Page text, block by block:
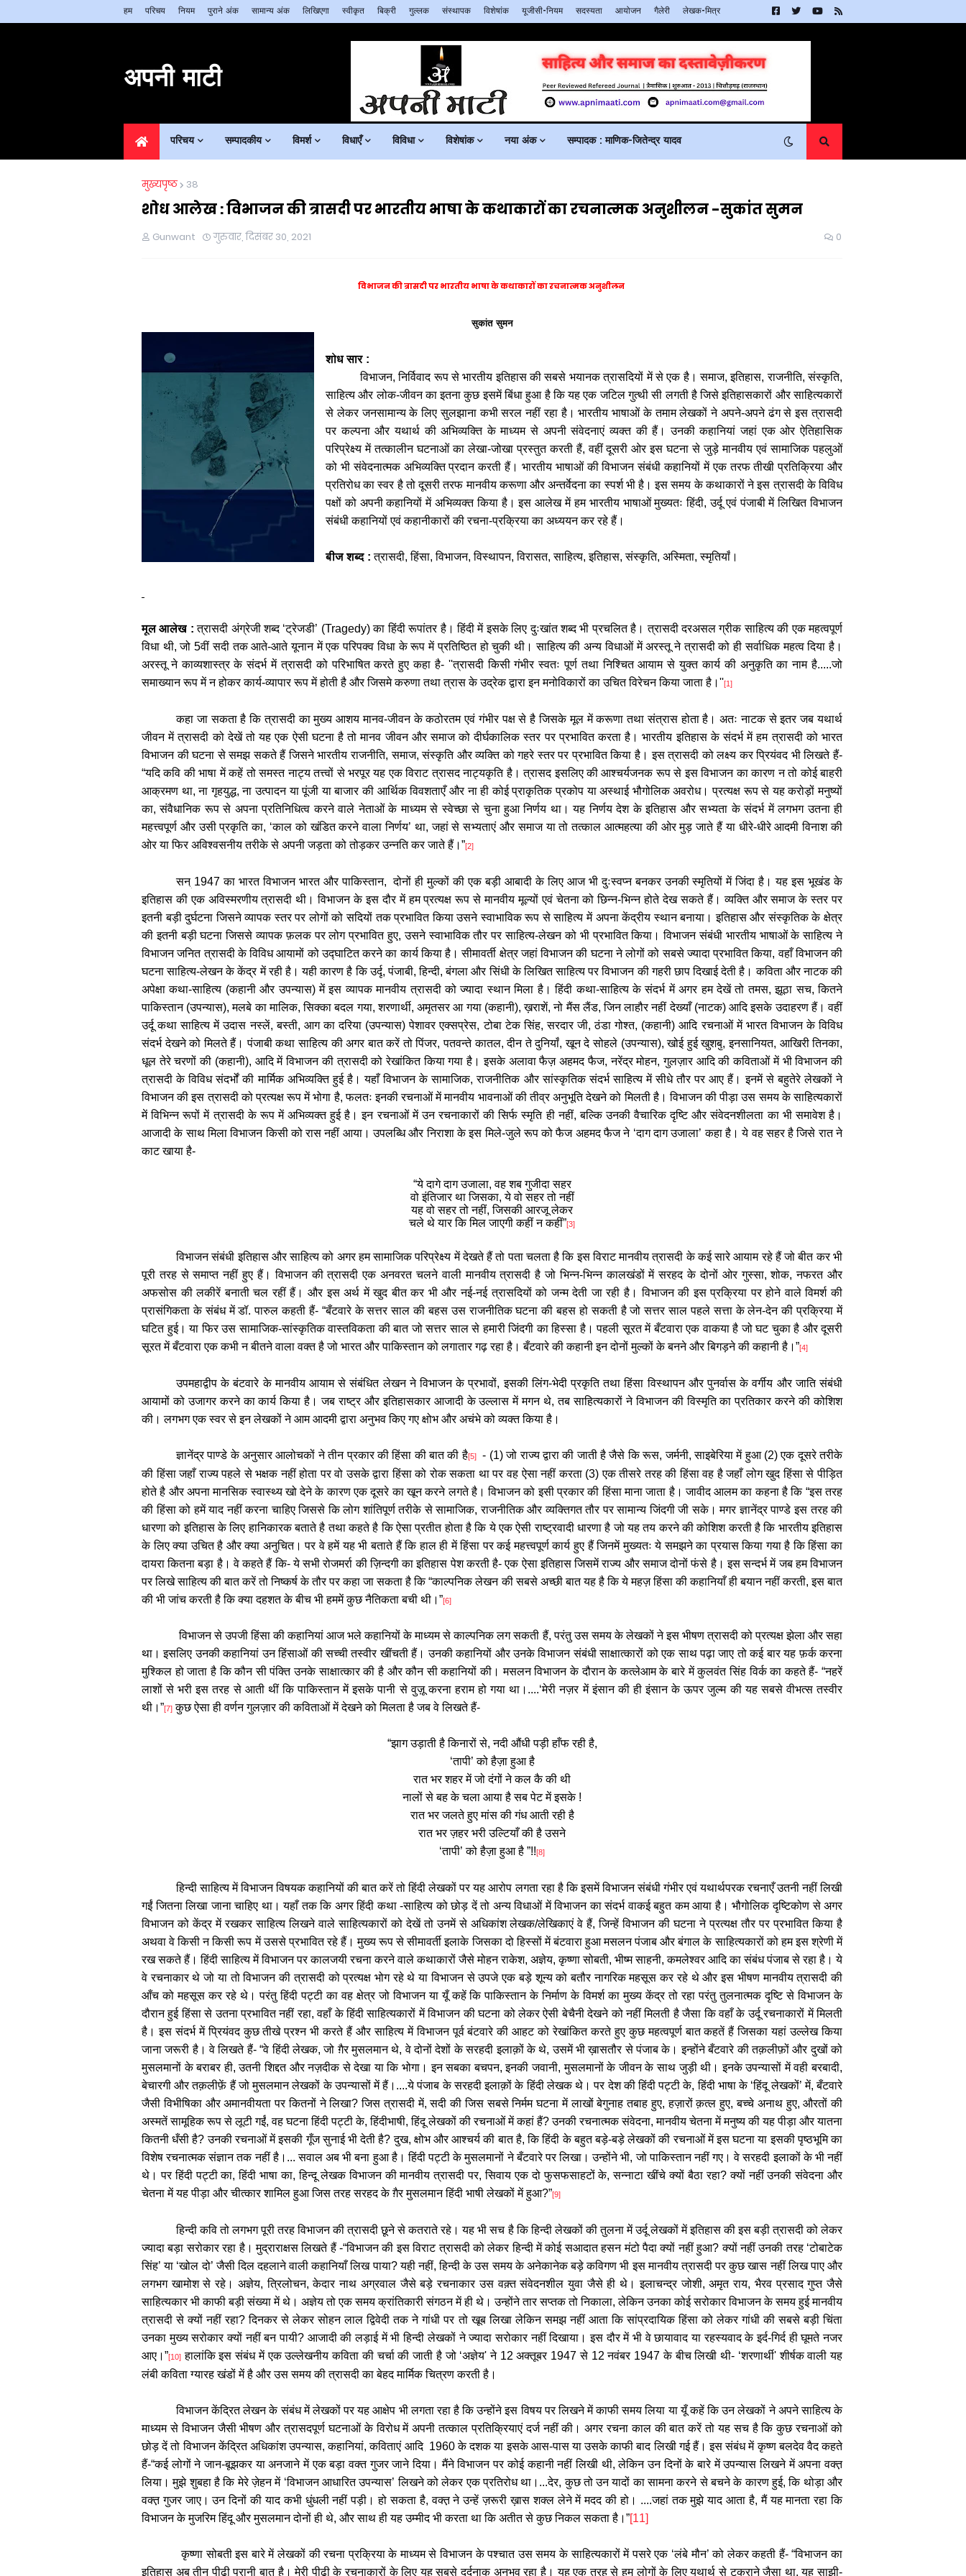
हम परिचय नियम पुराने अंक सामान्य अंक लिखिएगा स्वीकृत बिक्री गुल्लक संस्थापक विशेषांक यूजीसी-नियम सदस्यता आयोजन गैलेरी लेखक-मित्र
अपनी माटी
परिचय सम्पादकीय विमर्श विधाएँ विविधा विशेषांक नया अंक सम्पादक : माणिक-जितेन्द्र यादव
मुख्यपृष्ठ 38
शोध आलेख : विभाजन की त्रासदी पर भारतीय भाषा के कथाकारों का रचनात्मक अनुशीलन -सुकांत सुमन
Gunwant गुरुवार, दिसंबर 30, 2021 0
विभाजन की त्रासदी पर भारतीय भाषा के कथाकारों कारचनात्मक अनुशीलन
सुकांत सुमन
शोध सार :
विभाजन,निर्विवाद रूप से भारतीय इतिहास की सबसे भयानक त्रासदियों में से एक है। समाज,इतिहास,राजनीति,संस्कृति,
साहित्य और लोक-जीवन का इतना कुछ इसमें बिंधा हुआ है कि यह एक जटिल गुत्थी सी लगती है जिसे इतिहासकारों और साहित्यकारों
से लेकर जनसामान्य के लिए सुलझाना कभी सरल नहीं रहा है। भारतीय भाषाओं के तमाम लेखकों ने अपने-अपने ढंग से इस त्रासदी
पर कल्पना और यथार्थ की अभिव्यक्ति के माध्यम से अपनी संवेदनाएं व्यक्त की हैं। उनकी कहानियां जहां एक ओर ऐतिहासिक
परिप्रेक्ष्य में तत्कालीन घटनाओं का लेखा-जोखा प्रस्तुत करती हैं,वहीं दूसरी ओर इस घटना से जुड़े मानवीय एवं सामाजिक पहलुओं
को भी संवेदनात्मक अभिव्यक्ति प्रदान करती हैं। भारतीय भाषाओं की विभाजन संबंधी कहानियों में एक तरफ तीखी प्रतिक्रिया और
प्रतिरोध का स्वर है तो दूसरी तरफ मानवीय करूणा और अन्तर्वेदना का स्पर्श भी है। इस समय के कथाकारों ने इस त्रासदी के विविध
पक्षों को अपनी कहानियों में अभिव्यक्त किया है। इस आलेख में हम भारतीय भाषाओं मुख्यतः हिंदी, उर्दू एवं पंजाबी में लिखित विभाजन
संबंधी कहानियों एवं कहानीकारों की रचना-प्रक्रिया का अध्ययन कर रहे हैं।
बीज शब्द :त्रासदी, हिंसा, विभाजन, विस्थापन, विरासत, साहित्य, इतिहास, संस्कृति, अस्मिता, स्मृतियाँ ।
मूल आलेख :त्रासदी अंग्रेजी शब्द ‘ट्रेजडी’ (Tragedy) का हिंदी रूपांतर है। हिंदी में इसके लिए दुःखांत शब्द भी प्रचलित है। त्रासदी दरअसल ग्रीक साहित्य की एक महत्वपूर्ण
विधा थी, जो 5वीं सदी तक आते-आते यूनान में एक परिपक्व विधा के रूप में प्रतिष्ठित हो चुकी थी। साहित्य की अन्य विधाओं में अरस्तू ने त्रासदी को ही सर्वाधिक महत्व दिया है।
अरस्तू ने काव्यशास्त्र के संदर्भ में त्रासदी को परिभाषित करते हुए कहा है- ''त्रासदी किसी गंभीर स्वतः पूर्ण तथा निश्चित आयाम से युक्त कार्य की अनुकृति का नाम है.....जो
समाख्यान रूप में न होकर कार्य-व्यापार रूप में होती है और जिसमे करुणा तथा त्रास के उद्रेक द्वारा इन मनोविकारों का उचित विरेचन किया जाता है। ''[1]
कहा जा सकता है कि त्रासदी का मुख्य आशय मानव-जीवन के कठोरतम एवं गंभीर पक्ष से है जिसके मूल में करूणा तथा संत्रास होता है। अतः नाटक से इतर जब यथार्थ
जीवन में त्रासदी को देखें तो यह एक ऐसी घटना है तो मानव जीवन और समाज को दीर्घकालिक स्तर पर प्रभावित करता है। भारतीय इतिहास के संदर्भ में हम त्रासदी को भारत
विभाजन की घटना से समझ सकते हैं जिसने भारतीय राजनीति, समाज, संस्कृति और व्यक्ति को गहरे स्तर पर प्रभावित किया है। इस त्रासदी को लक्ष्य कर प्रियंवद भी लिखते हैं-
“यदि कवि की भाषा में कहें तो समस्त नाट्य तत्त्वों से भरपूर यह एक विराट त्रासद नाट्यकृति है। त्रासद इसलिए की आश्चर्यजनक रूप से इस विभाजन का कारण न तो कोई बाहरी
आक्रमण था, ना गृहयुद्ध, ना उत्पादन या पूंजी या बाजार की आर्थिक विवशताएँ और ना ही कोई प्राकृतिक प्रकोप या अस्थाई भौगोलिक अवरोध। प्रत्यक्ष रूप से यह करोड़ों मनुष्यों
का, संवैधानिक रूप से अपना प्रतिनिधित्व करने वाले नेताओं के माध्यम से स्वेच्छा से चुना हुआ निर्णय था। यह निर्णय देश के इतिहास और सभ्यता के संदर्भ में लगभग उतना ही
महत्त्वपूर्ण और उसी प्रकृति का, ‘काल को खंडित करने वाला निर्णय’ था, जहां से सभ्यताएं और समाज या तो तत्काल आत्महत्या की ओर मुड़ जाते हैं या धीरे-धीरे आदमी विनाश की
ओर या फिर अविश्वसनीय तरीके से अपनी जड़ता को तोड़कर उन्नति कर जाते हैं। ”[2]
सन् 1947का भारत विभाजन भारत और पाकिस्तान,
दोनों ही मुल्कों की एक बड़ी आबादी के लिए आज भी दुःस्वप्न बनकर उनकी स्मृतियों में जिंदा है। यह इस भूखंड के
इतिहास की एक अविस्मरणीय त्रासदी थी। विभाजन के इस दौर में हम प्रत्यक्ष रूप से मानवीय मूल्यों एवं चेतना को छिन्न-भिन्न होते देख सकते हैं। व्यक्ति और समाज के स्तर पर
इतनी बड़ी दुर्घटना जिसने व्यापक स्तर पर लोगों को सदियों तक प्रभावित किया उसने स्वाभाविक रूप से साहित्य में अपना केंद्रीय स्थान बनाया। इतिहास और संस्कृतिक के क्षेत्र
की इतनी बड़ी घटना जिससे व्यापक फ़लक पर लोग प्रभावित हुए, उसने स्वाभाविक तौर पर साहित्य-लेखन को भी प्रभावित किया। विभाजन संबंधी भारतीय भाषाओं के साहित्य ने
विभाजन जनित त्रासदी के विविध आयामों को उद्घाटित करने का कार्य किया है। सीमावर्ती क्षेत्र जहां विभाजन की घटना ने लोगों को सबसे ज्यादा प्रभावित किया, वहाँ विभाजन की
घटना साहित्य-लेखन के केंद्र में रही है। यही कारण है कि उर्दू,पंजाबी,हिन्दी,बंगला और सिंधी के लिखित साहित्य पर विभाजन की गहरी छाप दिखाई देती है। कविता और नाटक की
अपेक्षा कथा-साहित्य (कहानी और उपन्यास) में इस व्यापक मानवीय त्रासदी को ज्यादा स्थान मिला है। हिंदी कथा-साहित्य के संदर्भ में अगर हम देखें तो तमस,झूठा सच,कितने
पाकिस्तान (उपन्यास),मलबे का मालिक,सिक्का बदल गया,शरणार्थी,अमृतसर आ गया (कहानी),ख़राशें,नो मैंस लैंड,जिन लाहौर नहीं देख्याँ (नाटक) आदि इसके उदाहरण हैं। वहीं
उर्दू कथा साहित्य में उदास नस्लें,बस्ती, आग का दरिया (उपन्यास) पेशावर एक्सप्रेस,टोबा टेक सिंह,सरदार जी,ठंडा गोश्त, (कहानी) आदि रचनाओं में भारत विभाजन के विविध
संदर्भ देखने को मिलते हैं। पंजाबी कथा साहित्य की अगर बात करें तो पिंजर,पतवन्ते कातल,दीन ते दुनियाँ,खून दे सोहले (उपन्यास),खोई हुई खुशबु,इनसानियत, आखिरी तिनका,
धूल तेरे चरणों की (कहानी), आदि में विभाजन की त्रासदी को रेखांकित किया गया है। इसके अलावा फैज़ अहमद फैज,नरेंद्र मोहन,गुलज़ार आदि की कविताओं में भी विभाजन की
त्रासदी के विविध संदर्भों की मार्मिक अभिव्यक्ति हुई है। यहाँ विभाजन के सामाजिक,राजनीतिक और सांस्कृतिक संदर्भ साहित्य में सीधे तौर पर आए हैं। इनमें से बहुतेरे लेखकों ने
विभाजन की इस त्रासदी को प्रत्यक्ष रूप में भोगा है, फलतः इनकी रचनाओं में मानवीय भावनाओं की तीव्र अनुभूति देखने को मिलती है। विभाजन की पीड़ा उस समय के साहित्यकारों
में विभिन्न रूपों में त्रासदी के रूप में अभिव्यक्त हुई है। इन रचनाओं में उन रचनाकारों की सिर्फ स्मृति ही नहीं, बल्कि उनकी वैचारिक दृष्टि और संवेदनशीलता का भी समावेश है।
आजादी के साथ मिला विभाजन किसी को रास नहीं आया। उपलब्धि और निराशा के इस मिले-जुले रूप को फैज अहमद फैज ने ‘दाग दाग उजाला’कहा है। ये वह सहर है जिसे रात ने
काट खाया है-
“ये दागे दाग उजाला, वह शब गुजीदा सहर
वो इंतिजार था जिसका, ये वो सहर तो नहीं
यह वो सहर तो नहीं, जिसकी आरजू लेकर
चले थे यार कि मिल जाएगी कहीं न कहीं”[3]
विभाजन संबंधी इतिहास और साहित्य को अगर हम सामाजिक परिप्रेक्ष्य में देखते हैं तो पता चलता है कि इस विराट मानवीय त्रासदी के कई सारे आयाम रहे हैं जो बीत कर भी
पूरी तरह से समाप्त नहीं हुए हैं। विभाजन की त्रासदी एक अनवरत चलने वाली मानवीय त्रासदी है जो भिन्न-भिन्न कालखंडों में सरहद के दोनों ओर गुस्सा, शोक, नफरत और
अफसोस की लकीरें बनाती चल रहीं हैं। और इस अर्थ में खुद बीत कर भी और नई-नई त्रासदियों को जन्म देती जा रही है। विभाजन की इस प्रक्रिया पर होने वाले विमर्श की
प्रासंगिकता के संबंध में डॉ. पारुल कहती हैं- “बँटवारे के सत्तर साल की बहस उस राजनीतिक घटना की बहस हो सकती है जो सत्तर साल पहले सत्ता के लेन-देन की प्रक्रिया में
घटित हुई। या फिर उस सामाजिक-सांस्कृतिक वास्तविकता की बात जो सत्तर साल से हमारी जिंदगी का हिस्सा है। पहली सूरत में बँटवारा एक वाकया है जो घट चुका है और दूसरी
सूरत में बँटवारा एक कभी न बीतने वाला वक्त है जो भारत और पाकिस्तान को लगातार गढ़ रहा है। बँटवारे की कहानी इन दोनों मुल्कों के बनने और बिगड़ने की कहानी है। ”[4]
उपमहाद्वीप के बंटवारे के मानवीय आयाम से संबंधित लेखन ने विभाजन के प्रभावों, इसकी लिंग-भेदी प्रकृति तथा हिंसा विस्थापन और पुनर्वास के वर्गीय और जाति संबंधी
आयामों को उजागर करने का कार्य किया है। जब राष्ट्र और इतिहासकार आजादी के उल्लास में मगन थे, तब साहित्यकारों ने विभाजन की विस्मृति का प्रतिकार करने की कोशिश
की। लगभग एक स्वर से इन लेखकों ने आम आदमी द्वारा अनुभव किए गए क्षोभ और अचंभे को व्यक्त किया है।
ज्ञानेंद्र पाण्डे के अनुसार आलोचकों ने तीन प्रकार की हिंसा की बात की है[5] - (1)जो राज्य द्वारा की जाती है जैसे कि रूस,जर्मनी,साइबेरिया में हुआ (2)एक दूसरे तरीके
की हिंसा जहाँ राज्य पहले से भक्षक नहीं होता पर वो उसके द्वारा हिंसा को रोक सकता था पर वह ऐसा नहीं करता (3)एक तीसरे तरह की हिंसा वह है जहाँ लोग खुद हिंसा से पीड़ित
होते है और अपना मानसिक स्वास्थ्य खो देने के कारण एक दूसरे का खून करने लगते है। विभाजन को इसी प्रकार की हिंसा माना जाता है। जावीद आलम का कहना है कि “इस तरह
की हिंसा को हमें याद नहीं करना चाहिए जिससे कि लोग शांतिपूर्ण तरीके से सामाजिक,राजनीतिक और व्यक्तिगत तौर पर सामान्य जिंदगी जी सके। मगर ज्ञानेंद्र पाण्डे इस तरह की
धारणा को इतिहास के लिए हानिकारक बताते है तथा कहते है कि ऐसा प्रतीत होता है कि ये एक ऐसी राष्ट्रवादी धारणा है जो यह तय करने की कोशिश करती है कि भारतीय इतिहास
के लिए क्या उचित है और क्या अनुचित। पर वे हमें यह भी बताते हैं कि हाल ही में हिंसा पर कई महत्त्वपूर्ण कार्य हुए हैं जिनमें मुख्यतः ये समझने का प्रयास किया गया है कि हिंसा का
दायरा कितना बड़ा है। वे कहते हैं कि- ये सभी रोजमर्रा की ज़िन्दगी का इतिहास पेश करती है- एक ऐसा इतिहास जिसमें राज्य और समाज दोनों फंसे है। इस सन्दर्भ में जब हम विभाजन
पर लिखे साहित्य की बात करें तो निष्कर्ष के तौर पर कहा जा सकता है कि“काल्पनिक लेखन की सबसे अच्छी बात यह है कि ये महज़ हिंसा की कहानियाँ ही बयान नहीं करती, इस बात
की भी जांच करती है कि क्या दहशत के बीच भी हममें कुछ नैतिकता बची थी। ”[6]
विभाजन से उपजी हिंसा की कहानियां आज भले कहानियों के माध्यम से काल्पनिक लग सकती हैं, परंतु उस समय के लेखकों ने इस भीषण त्रासदी को प्रत्यक्ष झेला और सहा
था। इसलिए उनकी कहानियां उन हिंसाओं की सच्ची तस्वीर खींचती हैं। उनकी कहानियों और उनके विभाजन संबंधी साक्षात्कारों को एक साथ पढ़ा जाए तो कई बार यह फ़र्क करना
मुश्किल हो जाता है कि कौन सी पंक्ति उनके साक्षात्कार की है और कौन सी कहानियों की। मसलन विभाजन के दौरान के कत्लेआम के बारे में कुलवंत सिंह विर्क का कहते हैं- “नहरें
लाशों से भरी इस तरह से आती थीं कि पाकिस्तान में इसके पानी से वुज़ू करना हराम हो गया था। ....‘मेरी नज़र में इंसान की ही इंसान के ऊपर जुल्म की यह सबसे वीभत्स तस्वीर
थी। ”[7] कुछ ऐसा ही वर्णन गुलज़ार की कविताओं में देखने को मिलता है जब वे लिखते हैं-
“झाग उड़ाती है किनारों से, नदी औंधी पड़ी हाँफ रही है,
‘तापी’को हैज़ा हुआ है
रात भर शहर में जो दंगों ने कल कै की थी
नालों से बह के चला आया है सब पेट में इसके !
रात भर जलते हुए मांस की गंध आती रही है
रात भर ज़हर भरी उल्टियाँ की है उसने
‘तापी’को हैज़ा हुआ है !!”[8]
हिन्दी साहित्य में विभाजन विषयक कहानियों की बात करें तो हिंदी लेखकों पर यह आरोप लगता रहा है कि इसमें विभाजन संबंधी गंभीर एवं यथार्थपरक रचनाएँ उतनी नहीं लिखी
गईं जितना लिखा जाना चाहिए था। यहाँ तक कि अगर हिंदी कथा-साहित्य को छोड़ दें तो अन्य विधाओं में विभाजन का संदर्भ वाकई बहुत कम आया है। भौगोलिक दृष्टिकोण से अगर
विभाजन को केंद्र में रखकर साहित्य लिखने वाले साहित्यकारों को देखें तो उनमें से अधिकांश लेखक/लेखिकाएं वे हैं, जिन्हें विभाजन की घटना ने प्रत्यक्ष तौर पर प्रभावित किया है
अथवा वे किसी न किसी रूप में उससे प्रभावित रहे हैं। मुख्य रूप से सीमावर्ती इलाके जिसका दो हिस्सों में बंटवारा हुआ मसलन पंजाब और बंगाल के साहित्यकारों को हम इस श्रेणी में
रख सकते हैं। हिंदी साहित्य में विभाजन पर कालजयी रचना करने वाले कथाकारों जैसे मोहन राकेश, अज्ञेय,कृष्णा सोबती, भीष्म साहनी,कमलेश्वर आदि का संबंध पंजाब से रहा है। ये
वे रचनाकार थे जो या तो विभाजन की त्रासदी को प्रत्यक्ष भोग रहे थे या विभाजन से उपजे एक बड़े शून्य को बतौर नागरिक महसूस कर रहे थे और इस भीषण मानवीय त्रासदी की
आँच को महसूस कर रहे थे। परंतु हिंदी पट्टी का वह क्षेत्र जो विभाजन या यूँ कहें कि पाकिस्तान के निर्माण के विमर्श का मुख्य केंद्र तो रहा परंतु तुलनात्मक दृष्टि से विभाजन के
दौरान हुई हिंसा से उतना प्रभावित नहीं रहा, वहाँ के हिंदी साहित्यकारों में विभाजन की घटना को लेकर ऐसी बेचैनी देखने को नहीं मिलती है जैसा कि वहाँ के उर्दू रचनाकारों में मिलती
है। इस संदर्भ में प्रियंवद कुछ तीखे प्रश्न भी करते हैं और साहित्य में विभाजन पूर्व बंटवारे की आहट को रेखांकित करते हुए कुछ महत्वपूर्ण बात कहतें हैं जिसका यहां उल्लेख किया
जाना जरूरी है। वे लिखते हैं- “वे हिंदी लेखक, जो ग़ैर मुसलमान थे, वे दोनों देशों के सरहदी इलाक़ों के थे, उसमें भी ख़ासतौर से पंजाब के। इन्होंने बँटवारे की तक़लीफ़ों और दुखों को
मुसलमानों के बराबर ही,उतनी शिद्दत और नज़दीक से देखा या कि भोगा। इन सबका बचपन,इनकी जवानी,मुसलमानों के जीवन के साथ जुड़ी थी। इनके उपन्यासों में वही बरबादी,
बेचारगी और तक़लीफ़ें हैं जो मुसलमान लेखकों के उपन्यासों में हैं।....ये पंजाब के सरहदी इलाक़ों के हिंदी लेखक थे। पर देश की हिंदी पट्टी के,हिंदी भाषा के ‘हिंदू लेखकों’में,बँटवारे
जैसी विभीषिका और अमानवीयता पर कितनों ने लिखा?जिस त्रासदी में,सदी की जिस सबसे निर्मम घटना में लाखों बेगुनाह तबाह हुए,हज़ारों क़त्ल हुए,बच्चे अनाथ हुए,औरतों की
अस्मतें सामूहिक रूप से लूटी गईं,वह घटना हिंदी पट्टी के,हिंदीभाषी,हिंदू लेखकों की रचनाओं में कहां हैं?उनकी रचनात्मक संवेदना,मानवीय चेतना में मनुष्य की यह पीड़ा और यातना
कितनी धँसी है?उनकी रचनाओं में इसकी गूँज सुनाई भी देती है?दुख, क्षोभ और आश्चर्य की बात है,कि हिंदी के बहुत बड़े-बड़े लेखकों की रचनाओं में इस घटना या इसकी पृष्ठभूमि का
विशेष रचनात्मक संज्ञान तक नहीं है।... सवाल अब भी बना हुआ है। हिंदी पट्टी के मुसलमानों ने बँटवारे पर लिखा। उन्होंने भी,जो पाकिस्तान नहीं गए। वे सरहदी इलाकों के भी नहीं
थे। पर हिंदी पट्टी का,हिंदी भाषा का,हिन्दू लेखक विभाजन की मानवीय त्रासदी पर,सिवाय एक दो फुसफसाहटों के,सन्नाटा खींचे क्यों बैठा रहा?क्यों नहीं उनकी संवेदना और
चेतना में यह पीड़ा और चीत्कार शामिल हुआ जिस तरह सरहद के ग़ैर मुसलमान हिंदी भाषी लेखकों में हुआ?”[9]
हिन्दी कवि तो लगभग पूरी तरह विभाजन की त्रासदी छूने से कतराते रहे। यह भी सच है कि हिन्दी लेखकों की तुलना में उर्दू लेखकों में इतिहास की इस बड़ी त्रासदी को लेकर
ज्यादा बड़ा सरोकार रहा है। मुद्राराक्षस लिखते हैं-“विभाजन की इस विराट त्रासदी को लेकर हिन्दी में कोई सआदात हसन मंटो पैदा क्यों नहीं हुआ?क्यों नहीं उनकी तरह ‘टोबाटेक
सिंह’या ‘खोल दो’जैसी दिल दहलाने वाली कहानियाँ लिख पाया?यही नहीं,हिन्दी के उस समय के अनेकानेक बड़े कविगण भी इस मानवीय त्रासदी पर कुछ खास नहीं लिख पाए और
लगभग खामोश से रहे। अज्ञेय,त्रिलोचन,केदार नाथ अग्रवाल जैसे बड़े रचनाकार उस वक़्त संवेदनशील युवा जैसे ही थे। इलाचन्द्र जोशी,अमृत राय, भैरव प्रसाद गुप्त जैसे
साहित्यकार भी काफी बड़ी संख्या में थे। अज्ञेय तो एक समय क्रांतिकारी संगठन में ही थे। उन्होंने तार सप्तक तो निकाला,लेकिन उनका कोई सरोकार विभाजन के समय हुई मानवीय
त्रासदी से क्यों नहीं रहा?दिनकर से लेकर सोहन लाल द्विवेदी तक ने गांधी पर तो खूब लिखा लेकिन समझ नहीं आता कि सांप्रदायिक हिंसा को लेकर गांधी की सबसे बड़ी चिंता
उनका मुख्य सरोकार क्यों नहीं बन पायी? आजादी की लड़ाई में भी हिन्दी लेखकों ने ज्यादा सरोकार नहीं दिखाया। इस दौर में भी वे छायावाद या रहस्यवाद के इर्द-गिर्द ही घूमते नजर
आए। ”[10] हालांकि इस संबंध में एक उल्लेखनीय कविता की चर्चा की जाती है जो ‘अज्ञेय'ने 12 अक्तूबर 1947 से 12 नवंबर 1947 के बीच लिखी थी- ‘शरणार्थी'शीर्षक वाली यह
लंबी कविता ग्यारह खंडों में है और उस समय की त्रासदी का बेहद मार्मिक चित्रण करती है।
विभाजन केंद्रित लेखन के संबंध में लेखकों पर यह आक्षेप भी लगता रहा है कि उन्होंने इस विषय पर लिखने में काफी समय लिया या यूँ कहें कि उन लेखकों ने अपने साहित्य के
माध्यम से विभाजन जैसी भीषण और त्रासदपूर्ण घटनाओं के विरोध में अपनी तत्काल प्रतिक्रियाएं दर्ज नहीं की। अगर रचना काल की बात करें तो यह सच है कि कुछ रचनाओं को
छोड़ दें तो विभाजन केंद्रित अधिकांश उपन्यास, कहानियां, कविताएं आदि 1960 के दशक या इसके आस-पास या उसके काफी बाद लिखी गई हैं। इस संबंध में कृष्ण बलदेव वैद कहते
हैं-“कई लोगों ने जान-बूझकर या अनजाने में एक बड़ा वक्त गुजर जाने दिया। मैंने विभाजन पर कोई कहानी नहीं लिखी थी, लेकिन उन दिनों के बारे में उपन्यास लिखने में अपना वक्त़
लिया। मुझे शुबहा है कि मेरे ज़ेहन में ‘विभाजन आधारित उपन्यास’लिखने को लेकर एक प्रतिरोध था। ...देर, कुछ तो उन यादों का सामना करने से बचने के कारण हुई, कि थोड़ा और
वक्त़ गुजर जाए। उन दिनों की याद कभी धुंधली नहीं पड़ी। हो सकता है, वक्त़ ने उन्हें ज़रूरी ख़ास शक्ल लेने में मदद की हो। ....जहां तक मुझे याद आता है, मैं यह मानता रहा कि
विभाजन के मुजरिम हिंदू और मुसलमान दोनों ही थे, और साथ ही यह उम्मीद भी करता था कि अतीत से कुछ निकल सकता है। ”[11]
कृष्णा सोबती इस बारे में लेखकों की रचना प्रक्रिया के माध्यम से विभाजन के पश्चात उस समय के साहित्यकारों में पसरे एक ‘लंबे मौन’को लेकर कहती हैं-“विभाजन का
इतिहास अब तीन पीढ़ी पुरानी बात है। मेरी पीढ़ी के रचनाकारों के लिए यह सबसे दर्दनाक अनुभव रहा है। यह एक तरह से हम लोगों के लिए यथार्थ से टकराने जैसा था, यह साझी-